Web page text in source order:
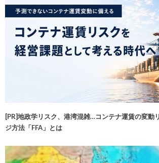
[PR]地政学リスク、港湾混雑…コンテナ運賃の変動
ジ方法「FFA」とは